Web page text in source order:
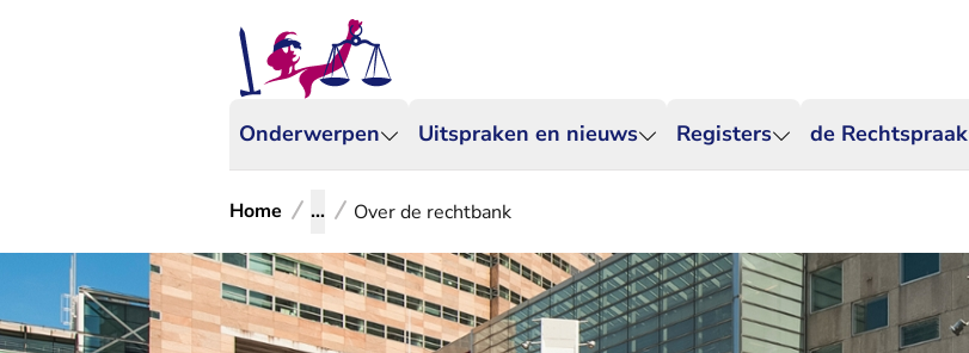
Onderwerpen Uitspraken en nieuws Registers de Rechtspraak
Home ... Over de rechtbank